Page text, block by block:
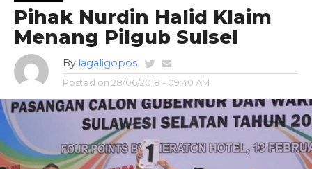
Pihak Nurdin Halid Klaim
Menang Pilgub Sulsel
By lagaligopos
Posted on 28/06/2018 - 09:40 AM